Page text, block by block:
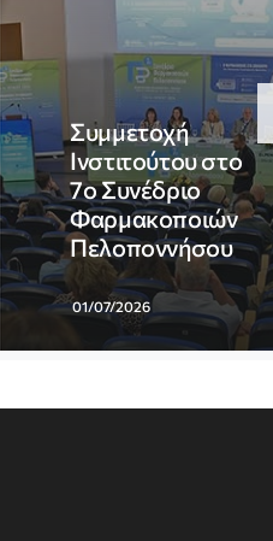
Συμμετοχή
Ινστιτούτου στο
7ο Συνέδριο
Φαρμακοποιών
Πελοποννήσου
01/07/2026